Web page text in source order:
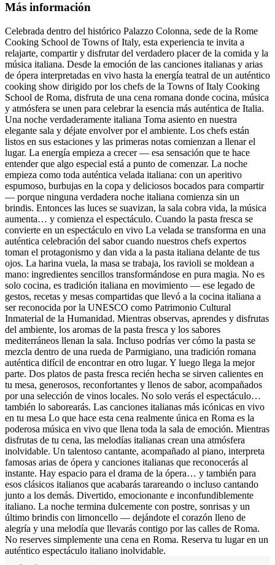
Más información
Celebrada dentro del histórico Palazzo Colonna, sede de la Rome
Cooking School de Towns of Italy, esta experiencia te invita a
relajarte, compartir y disfrutar del verdadero placer de la comida y la
música italiana. Desde la emoción de las canciones italianas y arias
de ópera interpretadas en vivo hasta la energía teatral de un auténtico
cooking show dirigido por los chefs de la Towns of Italy Cooking
School de Roma, disfruta de una cena romana donde cocina, música
y atmósfera se unen para celebrar la esencia más auténtica de Italia.
Una noche verdaderamente italiana Toma asiento en nuestra
elegante sala y déjate envolver por el ambiente. Los chefs están
listos en sus estaciones y las primeras notas comienzan a llenar el
lugar. La energía empieza a crecer — esa sensación que te hace
entender que algo especial está a punto de comenzar. La noche
empieza como toda auténtica velada italiana: con un aperitivo
espumoso, burbujas en la copa y deliciosos bocados para compartir
— porque ninguna verdadera noche italiana comienza sin un
brindis. Entonces las luces se suavizan, la sala cobra vida, la música
aumenta… y comienza el espectáculo. Cuando la pasta fresca se
convierte en un espectáculo en vivo La velada se transforma en una
auténtica celebración del sabor cuando nuestros chefs expertos
toman el protagonismo y dan vida a la pasta italiana delante de tus
ojos. La harina vuela, la masa se trabaja, los ravioli se moldean a
mano: ingredientes sencillos transformándose en pura magia. No es
solo cocina, es tradición italiana en movimiento — ese legado de
gestos, recetas y mesas compartidas que llevó a la cocina italiana a
ser reconocida por la UNESCO como Patrimonio Cultural
Inmaterial de la Humanidad. Mientras observas, aprendes y disfrutas
del ambiente, los aromas de la pasta fresca y los sabores
mediterráneos llenan la sala. Incluso podrías ver cómo la pasta se
mezcla dentro de una rueda de Parmigiano, una tradición romana
auténtica difícil de encontrar en otro lugar. Y luego llega la mejor
parte. Dos platos de pasta fresca recién hecha se sirven calientes en
tu mesa, generosos, reconfortantes y llenos de sabor, acompañados
por una selección de vinos locales. No solo verás el espectáculo…
también lo saborearás. Las canciones italianas más icónicas en vivo
en tu mesa Lo que hace esta cena realmente única en Roma es la
poderosa música en vivo que llena toda la sala de emoción. Mientras
disfrutas de tu cena, las melodías italianas crean una atmósfera
inolvidable. Un talentoso cantante, acompañado al piano, interpreta
famosas arias de ópera y canciones italianas que reconocerás al
instante. Hay espacio para el drama de la ópera… y también para
esos clásicos italianos que acabarás tarareando o incluso cantando
junto a los demás. Divertido, emocionante e inconfundiblemente
italiano. La noche termina dulcemente con postre, sonrisas y un
último brindis con limoncello — dejándote el corazón lleno de
alegría y una melodía que llevarás contigo por las calles de Roma.
No reserves simplemente una cena en Roma. Reserva tu lugar en un
auténtico espectáculo italiano inolvidable.